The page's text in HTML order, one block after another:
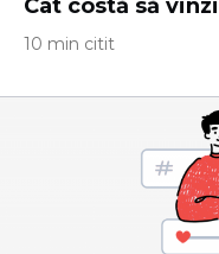
Cât costă să
10 min citit